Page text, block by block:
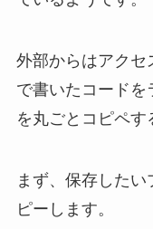
外部からはアクセ
で書いたコードを
を丸ごとコピペす
まず、保存した
ピーします。